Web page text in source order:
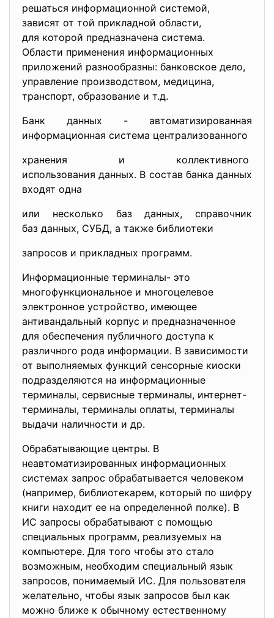
решаться информационной системой,
зависят от той прикладной области,
для которой предназначена система.
Области применения информационных
приложений разнообразны: банковское дело,
управление производством, медицина,
транспорт, образование и т.д.
Банк данных - автоматизированная
информационная система централизованного
хранения и коллективного
использования данных. В состав банка данных
входят одна
или несколько баз данных, справочник
баз данных, СУБД, а также библиотеки
запросов и прикладных программ.
Информационные терминалы- это
многофункциональное и многоцелевое
электронное устройство, имеющее
антивандальный корпус и предназначенное
для обеспечения публичного доступа к
различного рода информации. В зависимости
от выполняемых функций сенсорные киоски
подразделяются на информационные
терминалы, сервисные терминалы, интернет-
терминалы, терминалы оплаты, терминалы
выдачи наличности и др.
Обрабатывающие центры. В
неавтоматизированных информационных
системах запрос обрабатывается человеком
(например, библиотекарем, который по шифру
книги находит ее на определенной полке). В
ИС запросы обрабатывают с помощью
специальных программ, реализуемых на
компьютере. Для того чтобы это стало
возможным, необходим специальный язык
запросов, понимаемый ИС. Для пользователя
желательно, чтобы язык запросов был как
можно ближе к обычному естественному